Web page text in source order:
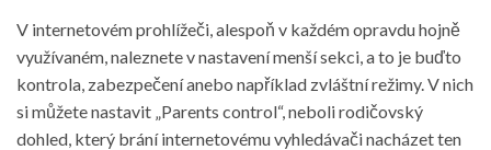
V internetovém prohlížeči, alespoň v každém opravdu hojně
využívaném, naleznete v nastavení menší sekci, a to je buďto
kontrola, zabezpečení anebo například zvláštní režimy. V nich
si můžete nastavit „Parents control“, neboli rodičovský
dohled, který brání internetovému vyhledávači nacházet ten